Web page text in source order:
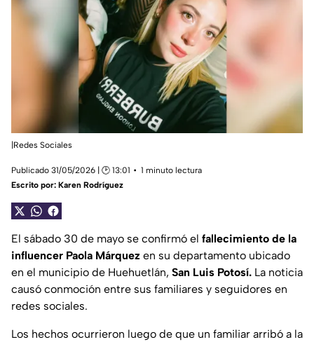
|Redes Sociales
Publicado 31/05/2026 | 🕑 13:01
1 minuto lectura
Escrito por: Karen Rodríguez
El sábado 30 de mayo se confirmó el fallecimiento de la
influencer Paola Márquez en su departamento ubicado
en el municipio de Huehuetlán, San Luis Potosí. La noticia
causó conmoción entre sus familiares y seguidores en
redes sociales.
Los hechos ocurrieron luego de que un familiar arribó a la